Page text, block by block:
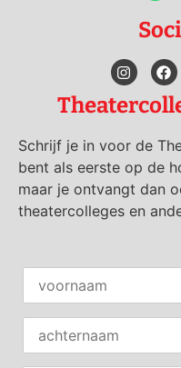
Schrijf je in voor de
bent als eerste op de
maar je ontvangt dan
theatercolleges en